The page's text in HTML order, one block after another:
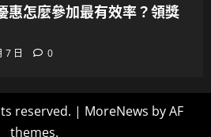
惠怎麼參加最有效率？領獎
7 日 0
reserved. | MoreNews by AF
themes.